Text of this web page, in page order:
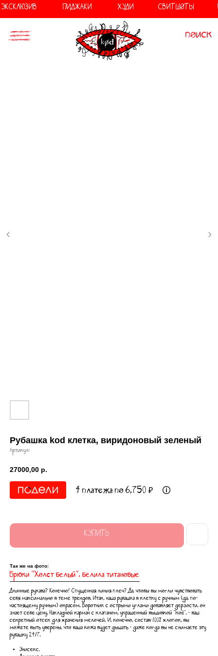
////
ЭКСКЛЮЗИВ ПИДЖАКИ ХУДИ СВИТШОТЫ
Рубашка kod клетка, виридоновый зеленый
Артикул:
27000,00 р.
4 платежа по 6,750 ₽
КУПИТЬ
Так же на фото:
Брюки "Холст белый", белила титановые
Длинные рукава? Конечно! Спущенная линия плеч? Да, чтобы вы могли чувствовать
себя максимально в теме трендов. Итак, наша рубашка в клетку с ручным (да, по-
настоящему ручным) окрасом. Воротник с острыми углами добавляет дерзости, он
знает себе цену. Накладной карман с клапаном, украшенный вышивкой "kod", - ваш
секретный отсек для хранения мелочей. И, конечно, состав: 100% хлопок, вы
можете быть уверены, что ваша кожа будет дышать - даже когда вы не снимаете эту
рубашку 24/7.
Унисекс.